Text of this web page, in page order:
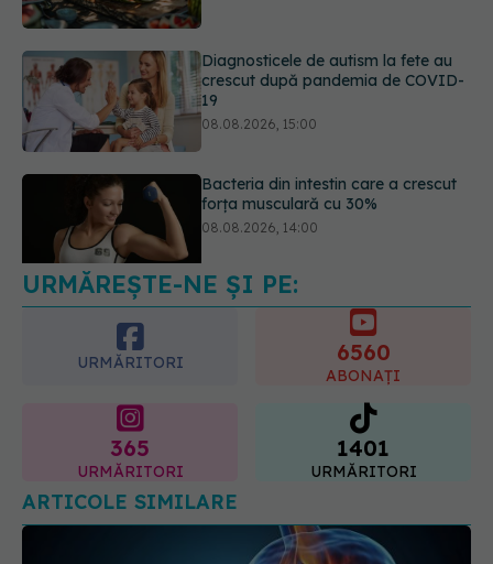
Bacteria din intestin care a crescut
forța musculară cu 30%
Trucul genial cu ceai negru pentru
păr. Tot mai multe femei îl adoră
08.08.2026, 17:00
URMĂREȘTE-NE ȘI PE:
URMĂRITORI
365
URMĂRITORI
1401
URMĂRITORI